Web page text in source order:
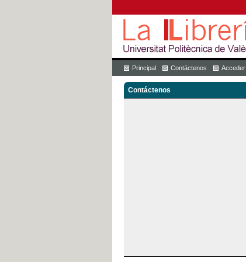
Principal Contáctenos Acceder
Contáctenos